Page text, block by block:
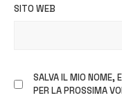
SITO WEB
SALVA IL MIO NOME,
PER LA PROSSIMA